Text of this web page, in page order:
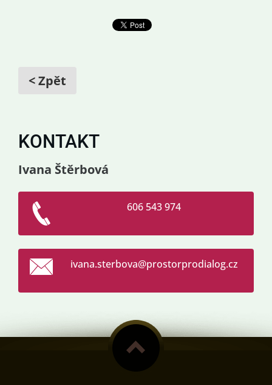
< Zpět
KONTAKT
Ivana Štěrbová
606 543 974
ivana.sterbova@prostorprodialog.cz